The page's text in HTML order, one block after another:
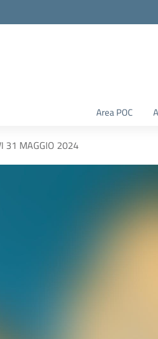
Area POC
31 MAGGIO 2024